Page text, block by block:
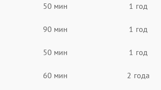
50 мин 1 год
90 мин 1 год
50 мин 1 год
60 мин 2 года